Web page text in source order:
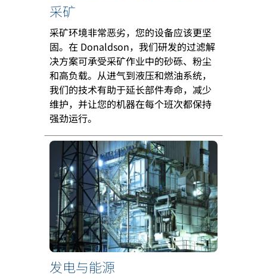
采矿
采矿环境非常恶劣，您的设备应该更坚
固。在 Donaldson，我们研发的过滤解
决方案可承受采矿作业中的砂砾、粉尘
和高负载。从进气到液压和燃油系统，
我们的技术有助于延长部件寿命，减少
维护，并让您的机器在每个班次都保持
强劲运行。
发电与能源